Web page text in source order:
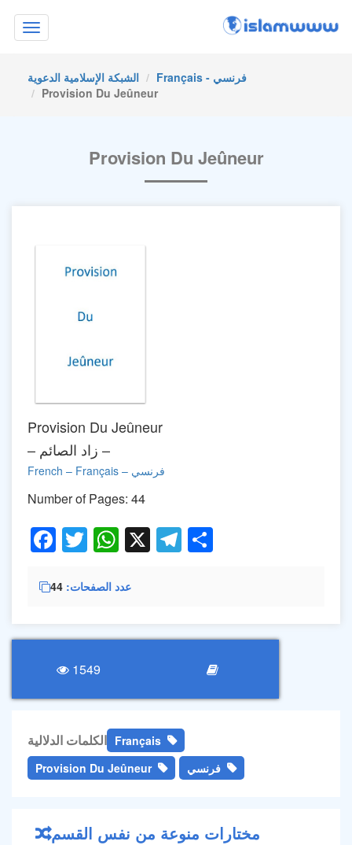
Toggle
navigation
الشبكة الإسلامية الدعوية
Français - فرنسي
Provision Du Jeûneur
Provision Du Jeûneur
Provision Du Jeûneur
– زاد الصائم –
French –
Number of Pages: 44
Facebook
Twitter
WhatsApp
X Telegram
عدد الصفحات 44
1549
الكلمات الدلالية Français
Provision Du Jeûneur
فرنسي
مختارات منوعة من نفس القسم